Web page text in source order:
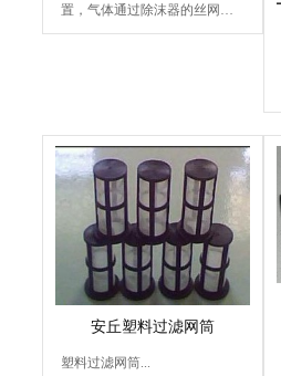
置，气体通过除沫器的丝网垫
时可除去夹带的雾沫等水...
安丘塑料过滤网筒
塑料过滤网筒...